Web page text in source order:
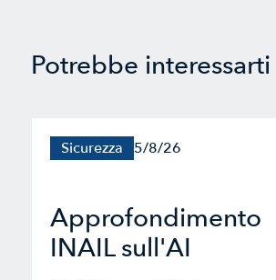
Potrebbe
Sicurezza 5/8/26
Approfondimento
INAIL sull'AI